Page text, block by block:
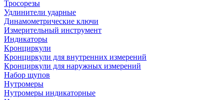
Тросорезы
Удлинители ударные
Динамометрические ключи
Измерительный инструмент
Индикаторы
Кронциркули
Кронциркули для внутренних измерений
Кронциркули для наружных измерений
Набор щупов
Нутромеры
Нутромеры индикаторные